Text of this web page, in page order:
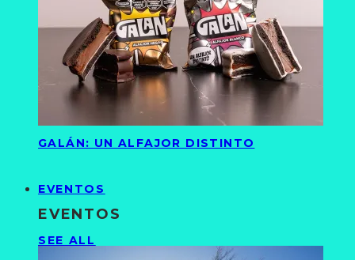
GALÁN: UN ALFAJOR DISTINTO
EVENTOS
EVENTOS
SEE ALL